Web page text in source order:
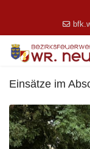
Einsätze im